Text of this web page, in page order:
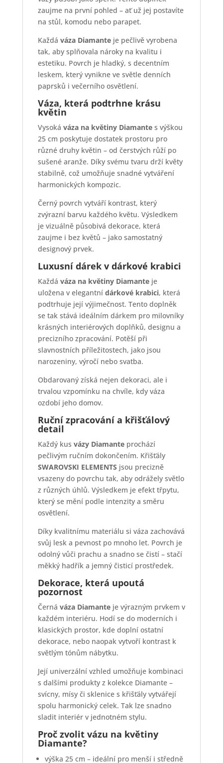
zaujme na první pohled – ať už jej postavíte
na stůl, komodu nebo parapet.
Každá váza Diamanteje pečlivě vyrobena
tak, aby splňovala nároky na kvalitu i
estetiku. Povrch je hladký, s decentním
leskem, který vynikne ve světle denních
paprsků i večerního osvětlení.
Váza, která podtrhne krásu
květin
Vysoká váza na květiny Diamantes výškou
25 cm poskytuje dostatek prostoru pro
různé druhy květin – od čerstvých růží po
sušené aranže. Díky svému tvaru drží květy
stabilně, což umožňuje snadné vytváření
harmonických kompozic.
Černý povrch vytváří kontrast, který
zvýrazní barvu každého květu. Výsledkem
je vizuálně působivá dekorace, která
zaujme i bez květů – jako samostatný
designový prvek.
Luxusní dárek v dárkové krabici
Každá váza na květiny Diamanteje
uložena v elegantní dárkové krabici, která
podtrhuje její výjimečnost. Tento doplněk
se tak stává ideálním dárkem pro milovníky
krásných interiérových doplňků, designu a
precizního zpracování. Potěší při
slavnostních příležitostech, jako jsou
narozeniny, výročí nebo svatba.
Obdarovaný získá nejen dekoraci, ale i
trvalou vzpomínku na chvíle, kdy váza
ozdobí jeho domov.
Ruční zpracování a křišťálový
detail
Každý kus vázy Diamanteprochází
pečlivým ručním dokončením. Křišťály
SWAROVSKI ELEMENTS jsou precizně
vsazeny do povrchu tak, aby odrážely světlo
z různých úhlů. Výsledkem je efekt třpytu,
který se mění podle intenzity a směru
osvětlení.
Díky kvalitnímu materiálu si váza zachovává
svůj lesk a pevnost po mnoho let. Povrch je
odolný vůči prachu a snadno se čistí – stačí
měkký hadřík a jemný čisticí prostředek.
Dekorace, která upoutá
pozornost
Černá váza Diamanteje výrazným prvkem v
každém interiéru. Hodí se do moderních i
klasických prostor, kde doplní ostatní
dekorace, nebo naopak vytvoří kontrast k
světlým tónům nábytku.
Její univerzální vzhled umožňuje kombinaci
s dalšími produkty z kolekce Diamante –
svícny, mísy či sklenice s křišťály vytvářejí
spolu harmonický celek. Tak lze snadno
sladit interiér v jednotném stylu.
Proč zvolit vázu na květiny
Diamante?
výška 25 cm – ideální pro menší i středně